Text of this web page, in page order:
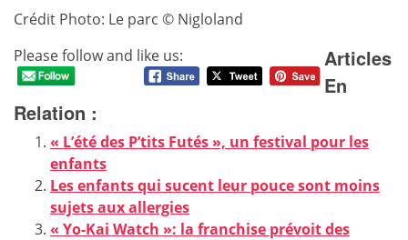
Crédit Photo: Le parc © Nigloland
Please follow and like us:
Articles
En
Relation :
« L’été des P’tits Futés », un festival pour les
enfants
Les enfants qui sucent leur pouce sont moins
sujets aux allergies
« Yo-Kai Watch »: la franchise prévoit des